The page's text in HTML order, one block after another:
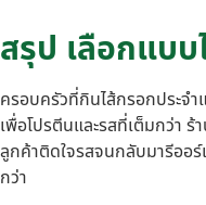
สรุป เลือกแบบ
ครอบครัวที่กินไส้กรอกประจำ
เพื่อโปรตีนและรสที่เต็มกว่า
ลูกค้าติดใจรสจนกลับมารีออร์
กว่า